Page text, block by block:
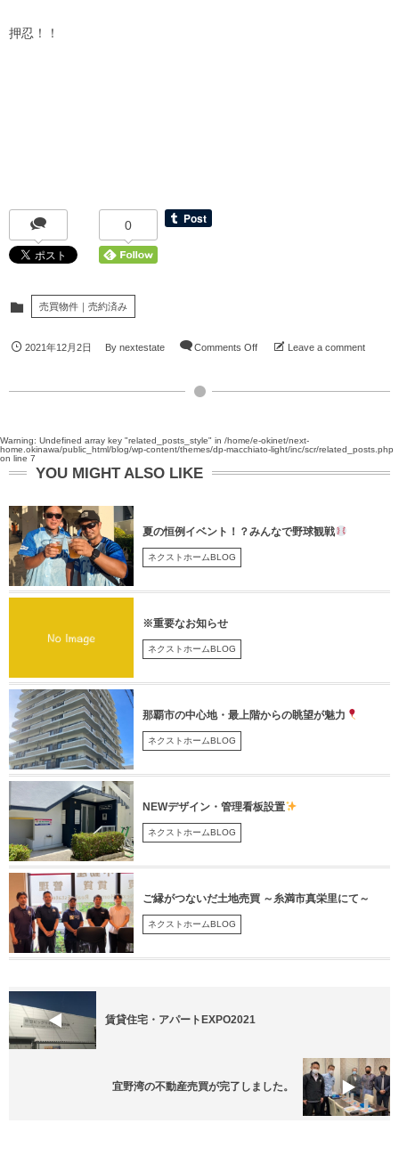
押忍！！
0
売買物件｜売約済み
2021年12月2日 Bynextestate Comments Off Leave a comment
Warning: Undefined array key "related_posts_style" in /home/e-okinet/next-
home.okinawa/public_html/blog/wp-content/themes/dp-macchiato-light/inc/scr/related_posts.php
on line 7
YOU MIGHT ALSO LIKE
夏の恒例イベント！？みんなで野球観戦
ネクストホームBLOG
※重要なお知らせ
ネクストホームBLOG
那覇市の中心地・最上階からの眺望が魅力
ネクストホームBLOG
NEWデザイン・管理看板設置
ネクストホームBLOG
ご縁がつないだ土地売買 ～糸満市真栄里にて～
ネクストホームBLOG
賃貸住宅・アパートEXPO2021
宜野湾の不動産売買が完了しました。